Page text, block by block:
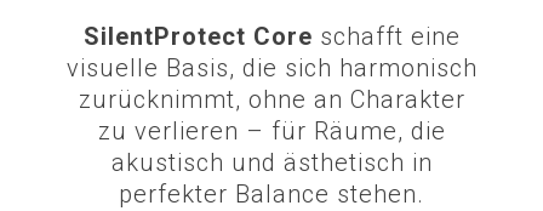
SilentProtect Core schafft eine
visuelle Basis, die sich harmonisch
zurücknimmt, ohne an Charakter
zu verlieren – für Räume, die
akustisch und ästhetisch in
perfekter Balance stehen.